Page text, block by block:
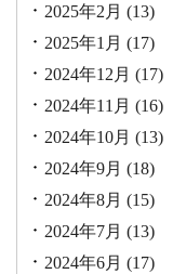
2025年2月 (13)
2025年1月 (17)
2024年12月 (17)
2024年11月 (16)
2024年10月 (13)
2024年9月 (18)
2024年8月 (15)
2024年7月 (13)
2024年6月 (17)